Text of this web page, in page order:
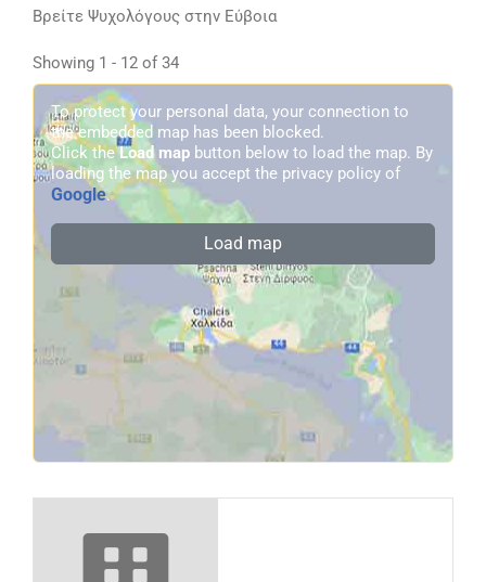
Βρείτε Ψυχολόγους στην Εύβοια
Showing 1 - 12 of 34
To protect your personal data, your connection to
the embedded map has been blocked.
Click theLoad map button below to load the map. By
loading the map you accept the privacy policy of
Google.
Load map